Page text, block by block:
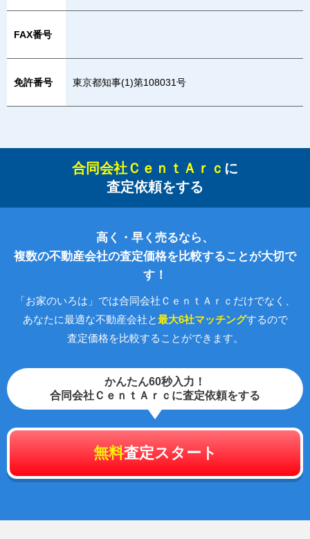
FAX番号
免許番号 東京都知事(1)第108031号
合同会社ＣｅｎｔＡｒｃ に
査定依頼をする
高く・早く売るなら、
複数の不動産会社の査定価格を比較することが大切で
す！
「お家のいろは」では合同会社ＣｅｎｔＡｒｃだけでなく、
あなたに最適な不動産会社と最大6社マッチングするので
査定価格を比較することができます。
かんたん60秒入力！
合同会社ＣｅｎｔＡｒｃに査定依頼をする
無料査定スタート